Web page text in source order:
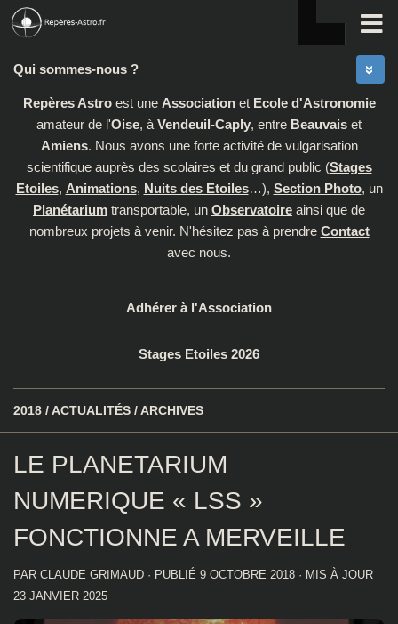
Skip to content
Qui sommes-nous ?
Repères Astroest une Associationet Ecole d'Astronomie
amateur de l'Oise, à Vendeuil-Caply, entre Beauvais et
Amiens. Nous avons une forte activité de vulgarisation
scientifique auprès des scolaires et du grand public (Stages
Etoiles, Animations, Nuits des Etoiles…), Section Photo, un
Planétarium transportable, un Observatoire ainsi que de
nombreux projets à venir. N'hésitez pas à prendre Contact
avec nous.
Adhérer à l'Association
Stages Etoiles 2026
2018 /ACTUALITÉS /ARCHIVES
LE PLANETARIUM
NUMERIQUE « LSS »
FONCTIONNE A MERVEILLE
PAR CLAUDE GRIMAUD · PUBLIÉ 9 OCTOBRE 2018 · MIS À JOUR
23 JANVIER 2025